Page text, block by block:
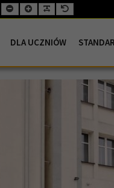
Mniejsza
czcionka
Większa
czcionka
Wyjustowana
czcionkaczcionka
DLA UCZNIÓW